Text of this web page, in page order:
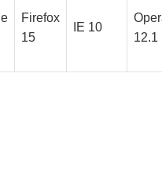
Firefox
Full
15
IE Full
10
Full
12.1